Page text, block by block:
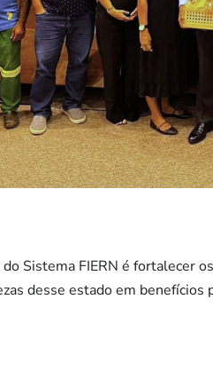
Sistema FIERN é fortalecer
desse estado em benefícios